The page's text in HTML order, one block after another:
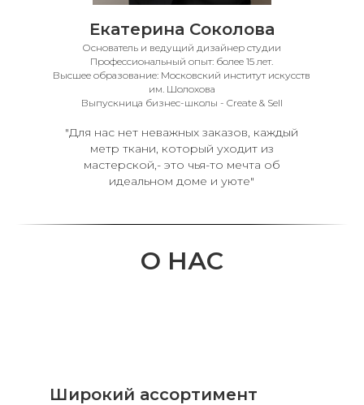
Екатерина Соколова
Основатель и ведущий дизайнер студии
Профессиональный опыт: более 15 лет.
Высшее образование: Московский институт искусств
им. Шолохова
Выпускница бизнес-школы - Create & Sell
"Для нас нет неважных заказов, каждый
метр ткани, который уходит из
мастерской,- это чья-то мечта об
идеальном доме и уюте"
О НАС
Широкий ассортимент